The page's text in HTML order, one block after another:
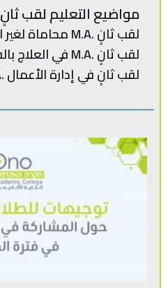
مواضيع التعليم لقب ثانٍ
لقب‭ ‬ثانٍ .‭ ‬M.Aمحاماة‭ ‬لغير‭ ‬المحامين
لقب ثانٍ .M.A في العلاج بالفنون
لقب‭ ‬ثانٍ‭ ‬في‭ ‬إدارة‭ ‬الأعمال .‭ M.B.A